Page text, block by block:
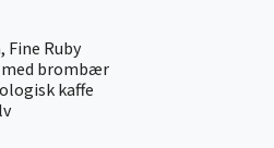
Ruby
med brombær
kaffe